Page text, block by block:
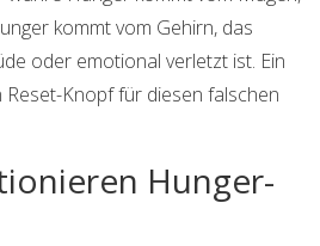
kommt vom Gehirn, das
oder emotional verletzt ist. Ein
Reset-Knopf für diesen falschen
Hunger-